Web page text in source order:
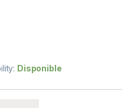
Disponible